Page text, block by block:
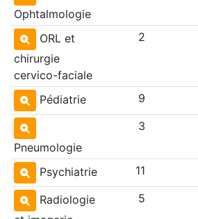
Ophtalmologie
ORL et
chirurgie
cervico-faciale
2
Pédiatrie 9
Pneumologie
3
Psychiatrie 11
Radiologie
5